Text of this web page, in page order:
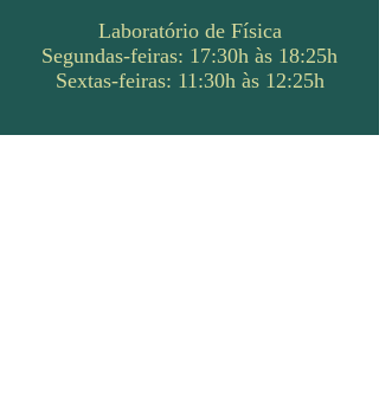
Laboratório de Física
Segundas-feiras: 17:30h às 18:25h
Sextas-feiras: 11:30h às 12:25h